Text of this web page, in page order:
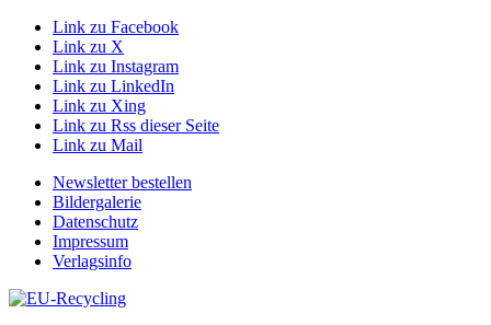
Link zu Facebook
Link zu X
Link zu Instagram
Link zu LinkedIn
Link zu Xing
Link zu Rss dieser Seite
Link zu Mail
Newsletter bestellen
Bildergalerie
Datenschutz
Impressum
Verlagsinfo